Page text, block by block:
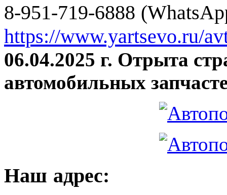
8-951-719-6888
https://www.yartsevo.ru/
06.04.2025 г. Отрыта
автомобильных
Наш адрес: